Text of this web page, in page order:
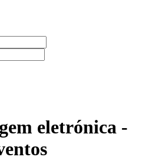
eletrónica -